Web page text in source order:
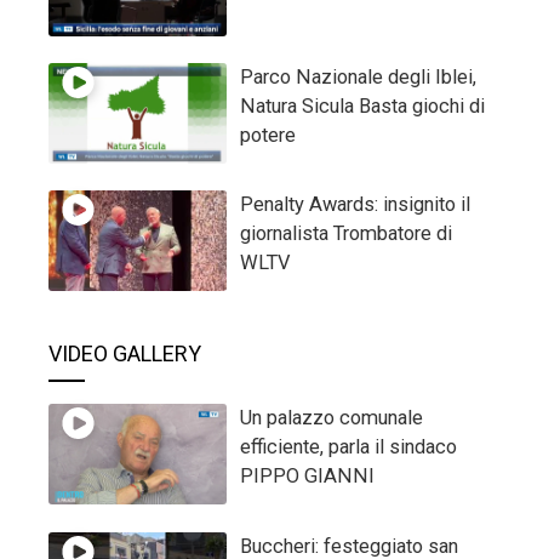
Parco Nazionale degli Iblei,
Natura Sicula Basta giochi di
potere
Penalty Awards: insignito il
giornalista Trombatore di
WLTV
VIDEO GALLERY
Un palazzo comunale
efficiente, parla il sindaco
PIPPO GIANNI
Buccheri: festeggiato san